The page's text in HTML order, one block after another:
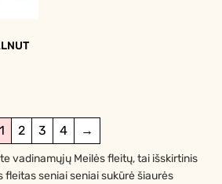
1 2 3 4 →
vadinamųjų Meilės fleitų, tai išskirtinis
fleitas seniai seniai sukūrė šiaurės